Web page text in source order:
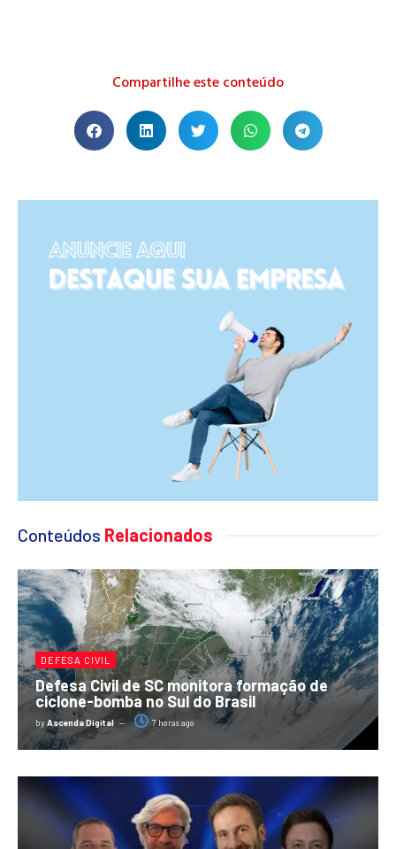
Compartilhe este conteúdo
Conteúdos Relacionados
DEFESA CIVIL
Defesa Civil de SC monitora formação de
ciclone-bomba no Sul do Brasil
byAscenda Digital 7 horas ago